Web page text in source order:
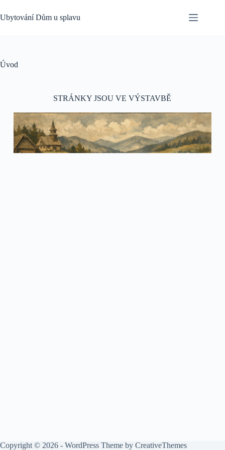
Ubytování Dům u splavu
Úvod
STRÁNKY JSOU VE VÝSTAVBĚ
Copyright © 2026 - WordPress Theme by CreativeThemes